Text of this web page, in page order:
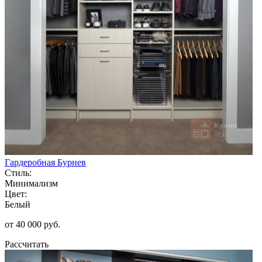
Гардеробная Бурнев
Стиль:
Минимализм
Цвет:
Белый
от 40 000 руб.
Рассчитать